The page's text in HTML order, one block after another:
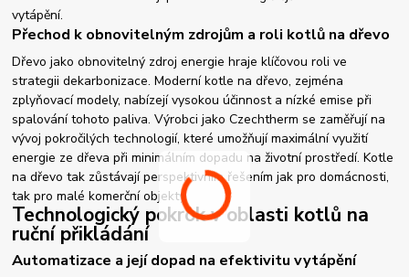
vytápění.
Přechod k obnovitelným zdrojům a roli kotlů na dřevo
Dřevo jako obnovitelný zdroj energie hraje klíčovou roli ve
strategii dekarbonizace. Moderní kotle na dřevo, zejména
zplyňovací modely, nabízejí vysokou účinnost a nízké emise při
spalování tohoto paliva. Výrobci jako Czechtherm se zaměřují na
vývoj pokročilých technologií, které umožňují maximální využití
energie ze dřeva při minimálním dopadu na životní prostředí. Kotle
na dřevo tak zůstávají perspektivním řešením jak pro domácnosti,
tak pro malé komerční objekty.
Technologický pokrok v oblasti kotlů na
ruční přikládání
Automatizace a její dopad na efektivitu vytápění